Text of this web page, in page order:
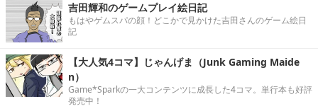
吉田輝和のゲームプレイ絵日記
もはやゲムスパの顔！どこかで見かけた吉田さんのゲーム絵日
記
【大人気4コマ】じゃんげま（Junk Gaming Maide
n）
Game*Sparkの一大コンテンツに成長した4コマ。単行本も好評
発売中！